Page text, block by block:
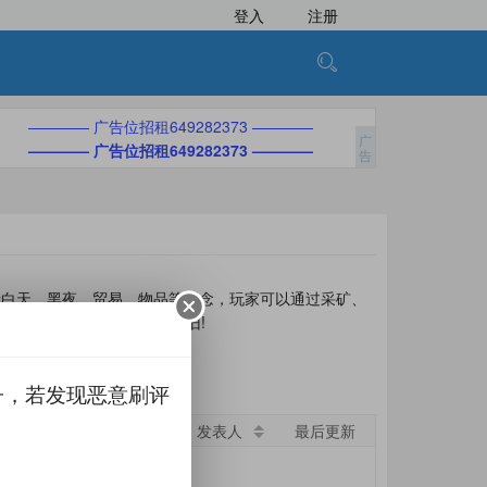
登入 注册
———— 广告位招租649282373 ————
———— 广告位招租649282373 ————
、黑夜、贸易、物品等观念，玩家可以通过采矿、
味传奇体验，全新经典怀旧!
发表人 最后更新
若发现恶意刷评